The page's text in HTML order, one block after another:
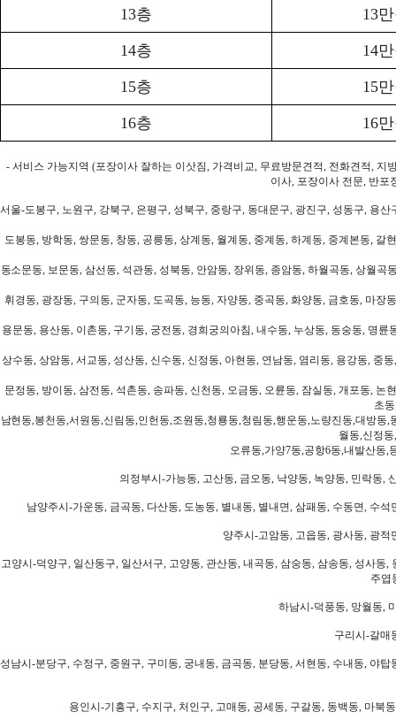
13층 13
14층 14
15층 15
16층 16
- 서비스 가능지역 (포장이사 잘하는 이삿짐, 가격비교, 무료방문견적, 전화견적,
이사, 포장이사 전문, 반포
서울-도봉구, 노원구, 강북구, 은평구, 성북구, 중랑구, 동대문구, 광진구, 성동구, 용
도봉동, 방학동, 쌍문동, 창동, 공릉동, 상계동, 월계동, 중계동, 하계동, 중계본동,
동소문동, 보문동, 삼선동, 석관동, 성북동, 안암동, 장위동, 종암동, 하월곡동, 상월
휘경동, 광장동, 구의동, 군자동, 도곡동, 능동, 자양동, 중곡동, 화양동, 금호동, 마
용문동, 용산동, 이촌동, 구기동, 궁전동, 경희궁의아침, 내수동, 누상동, 동숭동, 명
상수동, 상암동, 서교동, 성산동, 신수동, 신정동, 아현동, 연남동, 염리동, 용강동, 중
문정동, 방이동, 삼전동, 석촌동, 송파동, 신천동, 오금동, 오륜동, 잠실동, 개포동,
초
남현동,봉천동,서원동,신림동,인헌동,조원동,청룡동,청림동,행운동,노량진동,대방
월동,신정
오류동,가양7동,공항6동,내발산동,
의정부시-가능동, 고산동, 금오동, 낙양동, 녹양동, 민락동,
남양주시-가운동, 금곡동, 다산동, 도농동, 별내동, 별내면, 삼패동, 수동면, 수
양주시-고암동, 고읍동, 광사동, 광
고양시-덕양구, 일산동구, 일산서구, 고양동, 관산동, 내곡동, 삼숭동, 삼송동, 성사
주엽
하남시-덕풍동, 망월동,
구리시-갈매
성남시-분당구, 수정구, 중원구, 구미동, 궁내동, 금곡동, 분당동, 서현동, 수내동, 야
용인시-기흥구, 수지구, 처인구, 고매동, 공세동, 구갈동, 동백동, 마북